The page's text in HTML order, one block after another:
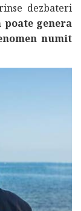
dezbateri
genera
numit